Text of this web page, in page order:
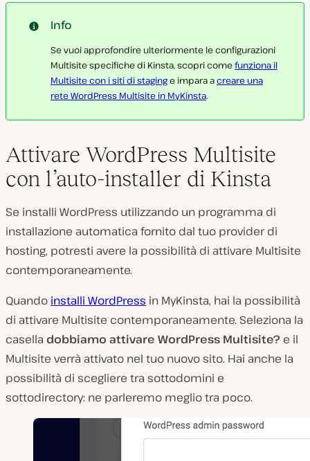
Info
Se vuoi approfondire ulteriormente le configurazioni
Multisite specifiche di Kinsta, scopri comefunziona il
Multisite con i siti di staginge impara acreare una
rete WordPress Multisite in MyKinsta.
Attivare WordPress Multisite
con l’auto-installer di Kinsta
Se installi WordPress utilizzando un programma di
installazione automatica fornito dal tuo provider di
hosting, potresti avere la possibilità di attivare Multisite
contemporaneamente.
Quando installi WordPress in MyKinsta, hai la possibilità
di attivare Multisite contemporaneamente. Seleziona la
casella dobbiamo attivare WordPress Multisite? e il
Multisite verrà attivato nel tuo nuovo sito. Hai anche la
possibilità di scegliere tra sottodomini e
sottodirectory: ne parleremo meglio tra poco.